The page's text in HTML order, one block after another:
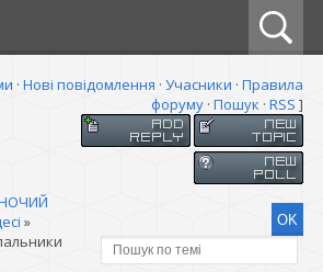
· Нові повідомлення · Учасники · Правила
форуму · Пошук · RSS ]
»